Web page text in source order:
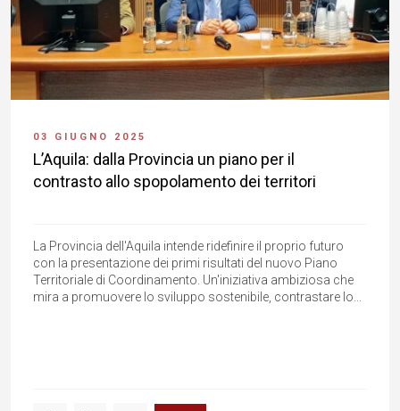
03 GIUGNO 2025
L’Aquila: dalla Provincia un piano per il
contrasto allo spopolamento dei territori
La Provincia dell'Aquila intende ridefinire il proprio futuro
con la presentazione dei primi risultati del nuovo Piano
Territoriale di Coordinamento. Un'iniziativa ambiziosa che
mira a promuovere lo sviluppo sostenibile, contrastare lo...